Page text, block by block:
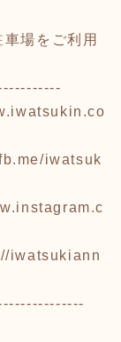
場をご利用
iwatsuk
iwatsukiann